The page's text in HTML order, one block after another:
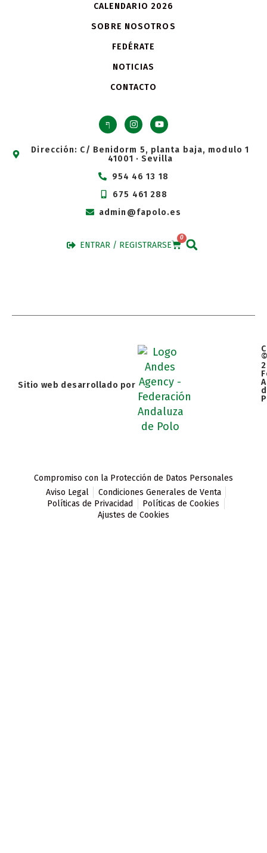
CALENDARIO 2026
SOBRE NOSOTROS
FEDÉRATE
NOTICIAS
CONTACTO
Dirección: C/ Benidorm 5, planta baja, modulo 1
41001 · Sevilla
954 46 13 18
675 461 288
admin@fapolo.es
ENTRAR / REGISTRARSE
0
Sitio web desarrollado por
Compromiso con la Protección de Datos Personales
Aviso Legal
Condiciones Generales de Venta
Políticas de Privacidad
Políticas de Cookies
Ajustes de Cookies